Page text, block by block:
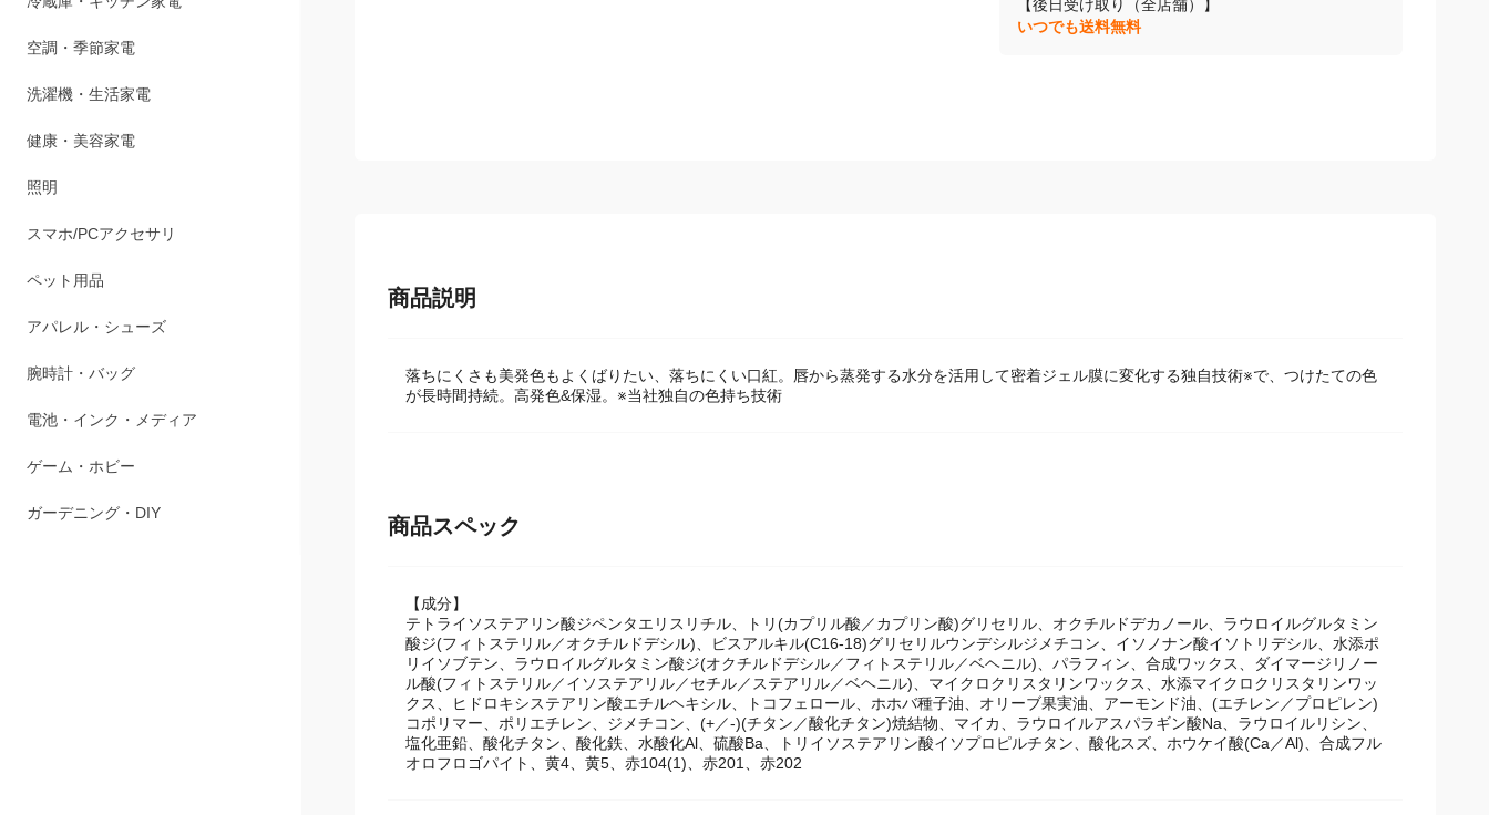
冷蔵庫・キッチン家電
空調・季節家電
洗濯機・生活家電
健康・美容家電
照明
スマホ/PCアクセサリ
【後日受け取り（全店舗）】
落ちにくさも美発色もよくばりたい、落ちにくい口紅。唇から蒸発する水分を活用して密着ジェル膜に変化する独自技術※で、つけたての色
【成分】
テトライソステアリン酸ジペンタエリスリチル、トリ(カプリル酸／カプリン酸)グリセリル、オクチルドデカノール、ラウロイルグルタミン
酸ジ(フィトステリル／オクチルドデシル)、ビスアルキル(C16-18)グリセリルウンデシルジメチコン、イソノナン酸イソトリデシル、水添ポ
リイソブテン、ラウロイルグルタミン酸ジ(オクチルドデシル／フィトステリル／ベヘニル)、パラフィン、合成ワックス、ダイマージリノー
ル酸(フィトステリル／イソステアリル／セチル／ステアリル／ベヘニル)、マイクロクリスタリンワックス、水添マイクロクリスタリンワッ
クス、ヒドロキシステアリン酸エチルヘキシル、トコフェロール、ホホバ種子油、オリーブ果実油、アーモンド油、(エチレン／プロピレン)
コポリマー、ポリエチレン、ジメチコン、(+／-)(チタン／酸化チタン)焼結物、マイカ、ラウロイルアスパラギン酸Na、ラウロイルリシン、
塩化亜鉛、酸化チタン、酸化鉄、水酸化Al、硫酸Ba、トリイソステアリン酸イソプロピルチタン、酸化スズ、ホウケイ酸(Ca／Al)、合成フル